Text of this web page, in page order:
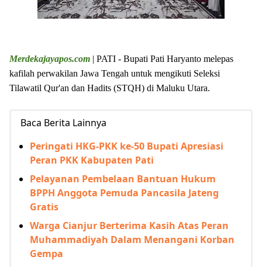
Merdekajayapos.com | PATI - Bupati Pati Haryanto melepas
kafilah perwakilan Jawa Tengah untuk mengikuti Seleksi
Tilawatil Qur'an dan Hadits (STQH) di Maluku Utara.
Baca Berita Lainnya
Peringati HKG-PKK ke-50 Bupati Apresiasi
Peran PKK Kabupaten Pati
Pelayanan Pembelaan Bantuan Hukum
BPPH Anggota Pemuda Pancasila Jateng
Gratis
Warga Cianjur Berterima Kasih Atas Peran
Muhammadiyah Dalam Menangani Korban
Gempa